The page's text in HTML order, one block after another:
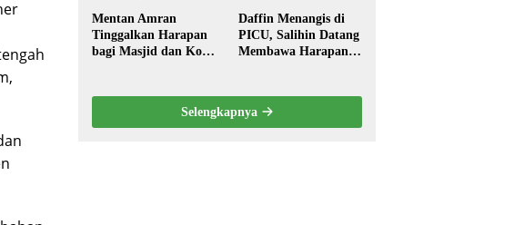
Mentan Amran
Tinggalkan Harapan
bagi Masjid dan Kopi
Daffin Menangis di
PICU, Salihin Datang
Membawa Harapan
Selengkapnya